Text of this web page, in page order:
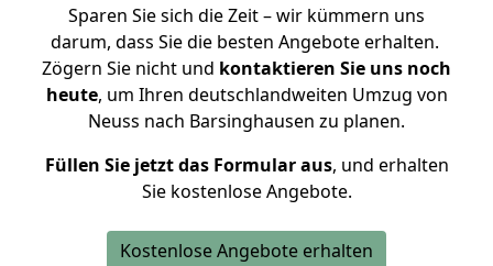
Sparen Sie sich die Zeit – wir kümmern uns
darum, dass Sie die besten Angebote erhalten.
Zögern Sie nicht und kontaktieren Sie uns noch
heute, um Ihren deutschlandweiten Umzug von
Neuss nach Barsinghausen zu planen.
Füllen Sie jetzt das Formular aus, und erhalten
Sie kostenlose Angebote.
Kostenlose Angebote erhalten